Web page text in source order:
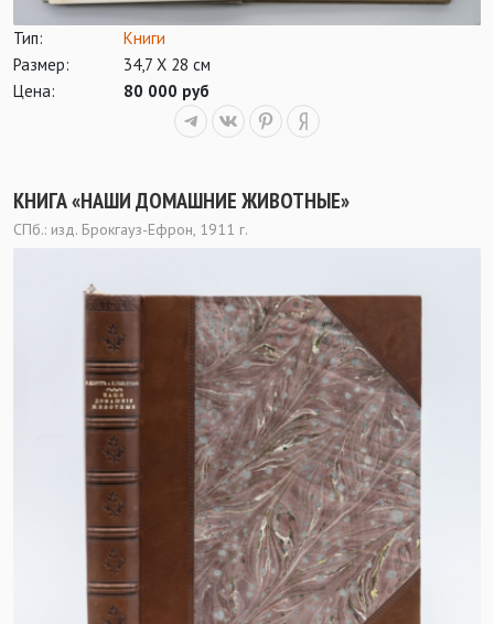
Тип:
Книги
Размер:
34,7 Х 28 см
Цена:
80 000 руб
КНИГА «НАШИ ДОМАШНИЕ ЖИВОТНЫЕ»
СПб.: изд. Брокгауз-Ефрон, 1911 г.